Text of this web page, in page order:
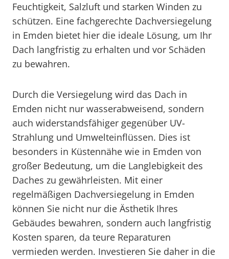
Feuchtigkeit, Salzluft und starken Winden zu
schützen. Eine fachgerechte Dachversiegelung
in Emden bietet hier die ideale Lösung, um Ihr
Dach langfristig zu erhalten und vor Schäden
zu bewahren.
Durch die Versiegelung wird das Dach in
Emden nicht nur wasserabweisend, sondern
auch widerstandsfähiger gegenüber UV-
Strahlung und Umwelteinflüssen. Dies ist
besonders in Küstennähe wie in Emden von
großer Bedeutung, um die Langlebigkeit des
Daches zu gewährleisten. Mit einer
regelmäßigen Dachversiegelung in Emden
können Sie nicht nur die Ästhetik Ihres
Gebäudes bewahren, sondern auch langfristig
Kosten sparen, da teure Reparaturen
vermieden werden. Investieren Sie daher in die